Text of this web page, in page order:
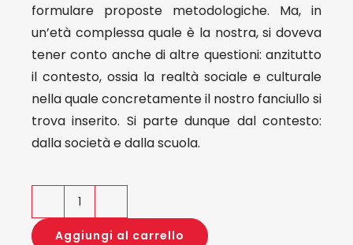
formulare proposte metodologiche. Ma, in
un’età complessa quale è la nostra, si doveva
tener conto anche di altre questioni: anzitutto
il contesto, ossia la realtà sociale e culturale
nella quale concretamente il nostro fanciullo si
trova inserito. Si parte dunque dal contesto:
dalla società e dalla scuola.
Immaginazione
e
Aggiungi al carrello